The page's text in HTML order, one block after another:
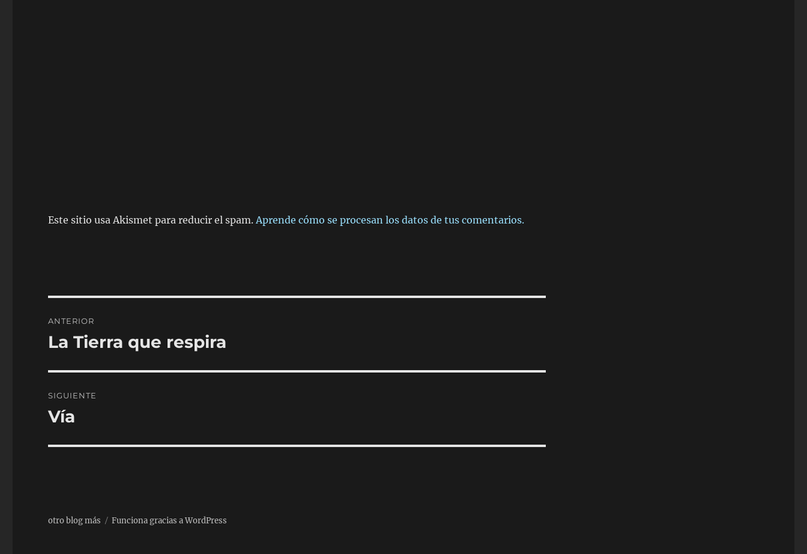
Este sitio usa Akismet para reducir el spam.Aprende cómo se procesan los datos de tus comentarios.
de
ANTERIOR
Entrada
La Tierra que respira
SIGUIENTE
Entrada
Vía
otro blog más Funciona gracias a WordPress